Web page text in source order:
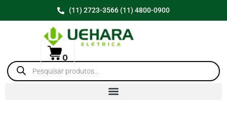
(11) 2723-3566 (11) 4800-0900
0